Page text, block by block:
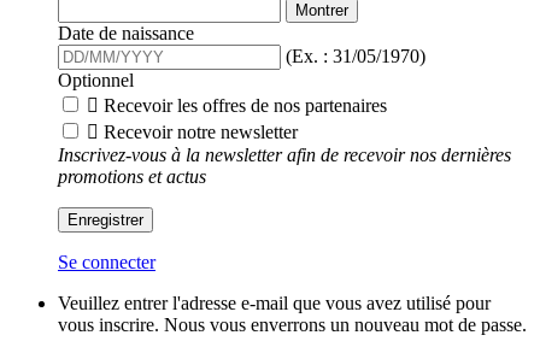
Montrer
Date de naissance
(Ex. : 31/05/1970)
Optionnel
 Recevoir les offres de nos partenaires
 Recevoir notre newsletter
Inscrivez-vous à la newsletter afin de recevoir nos dernières
promotions et actus
Enregistrer
Se connecter
Veuillez entrer l'adresse e-mail que vous avez utilisé pour
vous inscrire. Nous vous enverrons un nouveau mot de passe.